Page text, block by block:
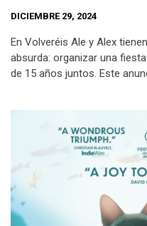
DICIEMBRE 29, 2024
En Volveréis Ale y Alex
absurda: organizar una
de 15 años juntos. Este